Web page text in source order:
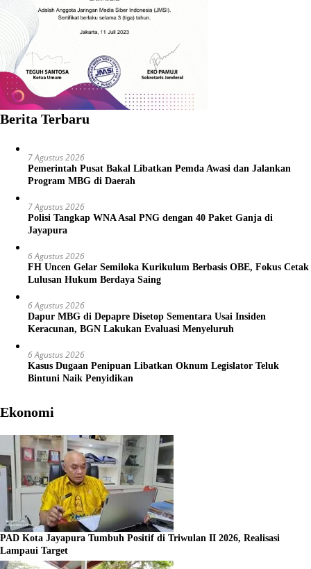
Berita Terbaru
7 Agustus 2026
Pemerintah Pusat Bakal Libatkan Pemda Awasi dan Jalankan
Program MBG di Daerah
7 Agustus 2026
Polisi Tangkap WNA Asal PNG dengan 40 Paket Ganja di
Jayapura
6 Agustus 2026
FH Uncen Gelar Semiloka Kurikulum Berbasis OBE, Fokus Cetak
Lulusan Hukum Berdaya Saing
6 Agustus 2026
Dapur MBG di Depapre Disetop Sementara Usai Insiden
Keracunan, BGN Lakukan Evaluasi Menyeluruh
6 Agustus 2026
Kasus Dugaan Penipuan Libatkan Oknum Legislator Teluk
Bintuni Naik Penyidikan
Ekonomi
PAD Kota Jayapura Tumbuh Positif di Triwulan II 2026, Realisasi
Lampaui Target